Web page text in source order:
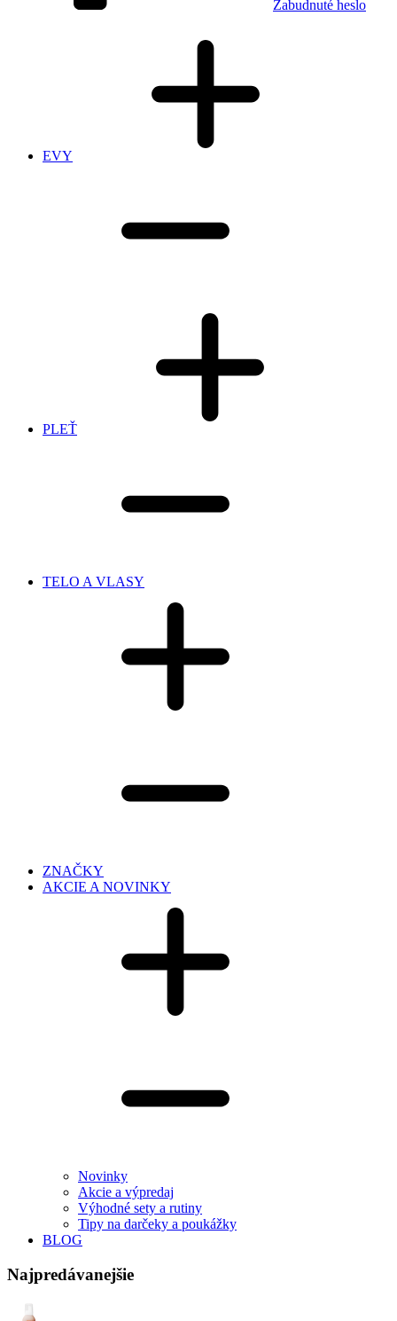
Zabudnuté heslo
EVY
PLEŤ
TELO A VLASY
ZNAČKY
AKCIE A NOVINKY
Novinky
Akcie a výpredaj
Výhodné sety a rutiny
Tipy na darčeky a poukážky
BLOG
Najpredávanejšie